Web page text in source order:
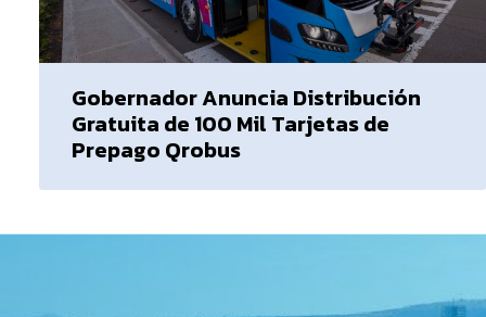
Gobernador Anuncia Distribución
Gratuita de 100 Mil Tarjetas de
Prepago Qrobus